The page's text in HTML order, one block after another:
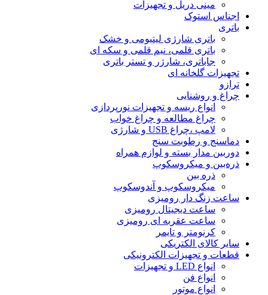
مینی دریل و تجهیزات
اجناس استوک
باتری
باتری شارژی لیتیومی و خشک
باتری قلمی، نیم قلمی و سکه ای
جاباتری، شارژر و تستر باتری
تجهیزات گلخانه ای
ترازو
چراغ و روشنایی
انواع ریسه و تجهیزات نورپردازی
چراغ مطالعه و چراغ خواب
لامپ ،چراغ USB و شارژی
دماسنج و رطوبت سنج
دوربین مدار بسته و لوازم همراه
ذره‌بین و میکروسکوپ
ذره بین
میکروسکوپ و آندوسکوپ
ساعت زنگ دار رومیزی
ساعت دیجیتال رومیزی
ساعت عقربه ای رومیزی
کرنومتر و تایمر
سایر کالای الکتریکی
قطعات و تجهیزات الکترونیکی
انواع LED و تجهیزات
انواع فن
انواع موتور